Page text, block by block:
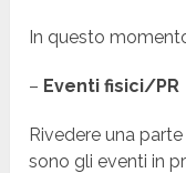
In questo
– Eventi fisici/PR
Rivedere una
sono gli eventi in